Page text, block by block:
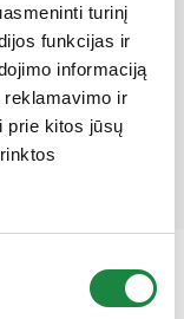
turinį
funkcijas ir
informaciją
reklamavimo ir
prie kitos jūsų